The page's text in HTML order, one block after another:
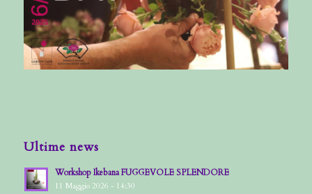
Ultime news
Workshop Ikebana FUGGEVOLE SPLENDORE
11 Maggio 2026 - 14:30